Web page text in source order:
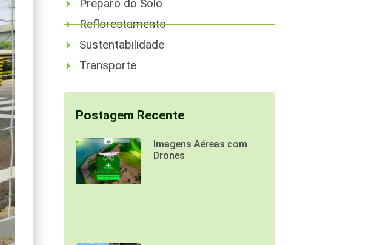
Preparo do Solo
Reflorestamento
Sustentabilidade
Transporte
Postagem Recente
Imagens Aéreas com
Drones